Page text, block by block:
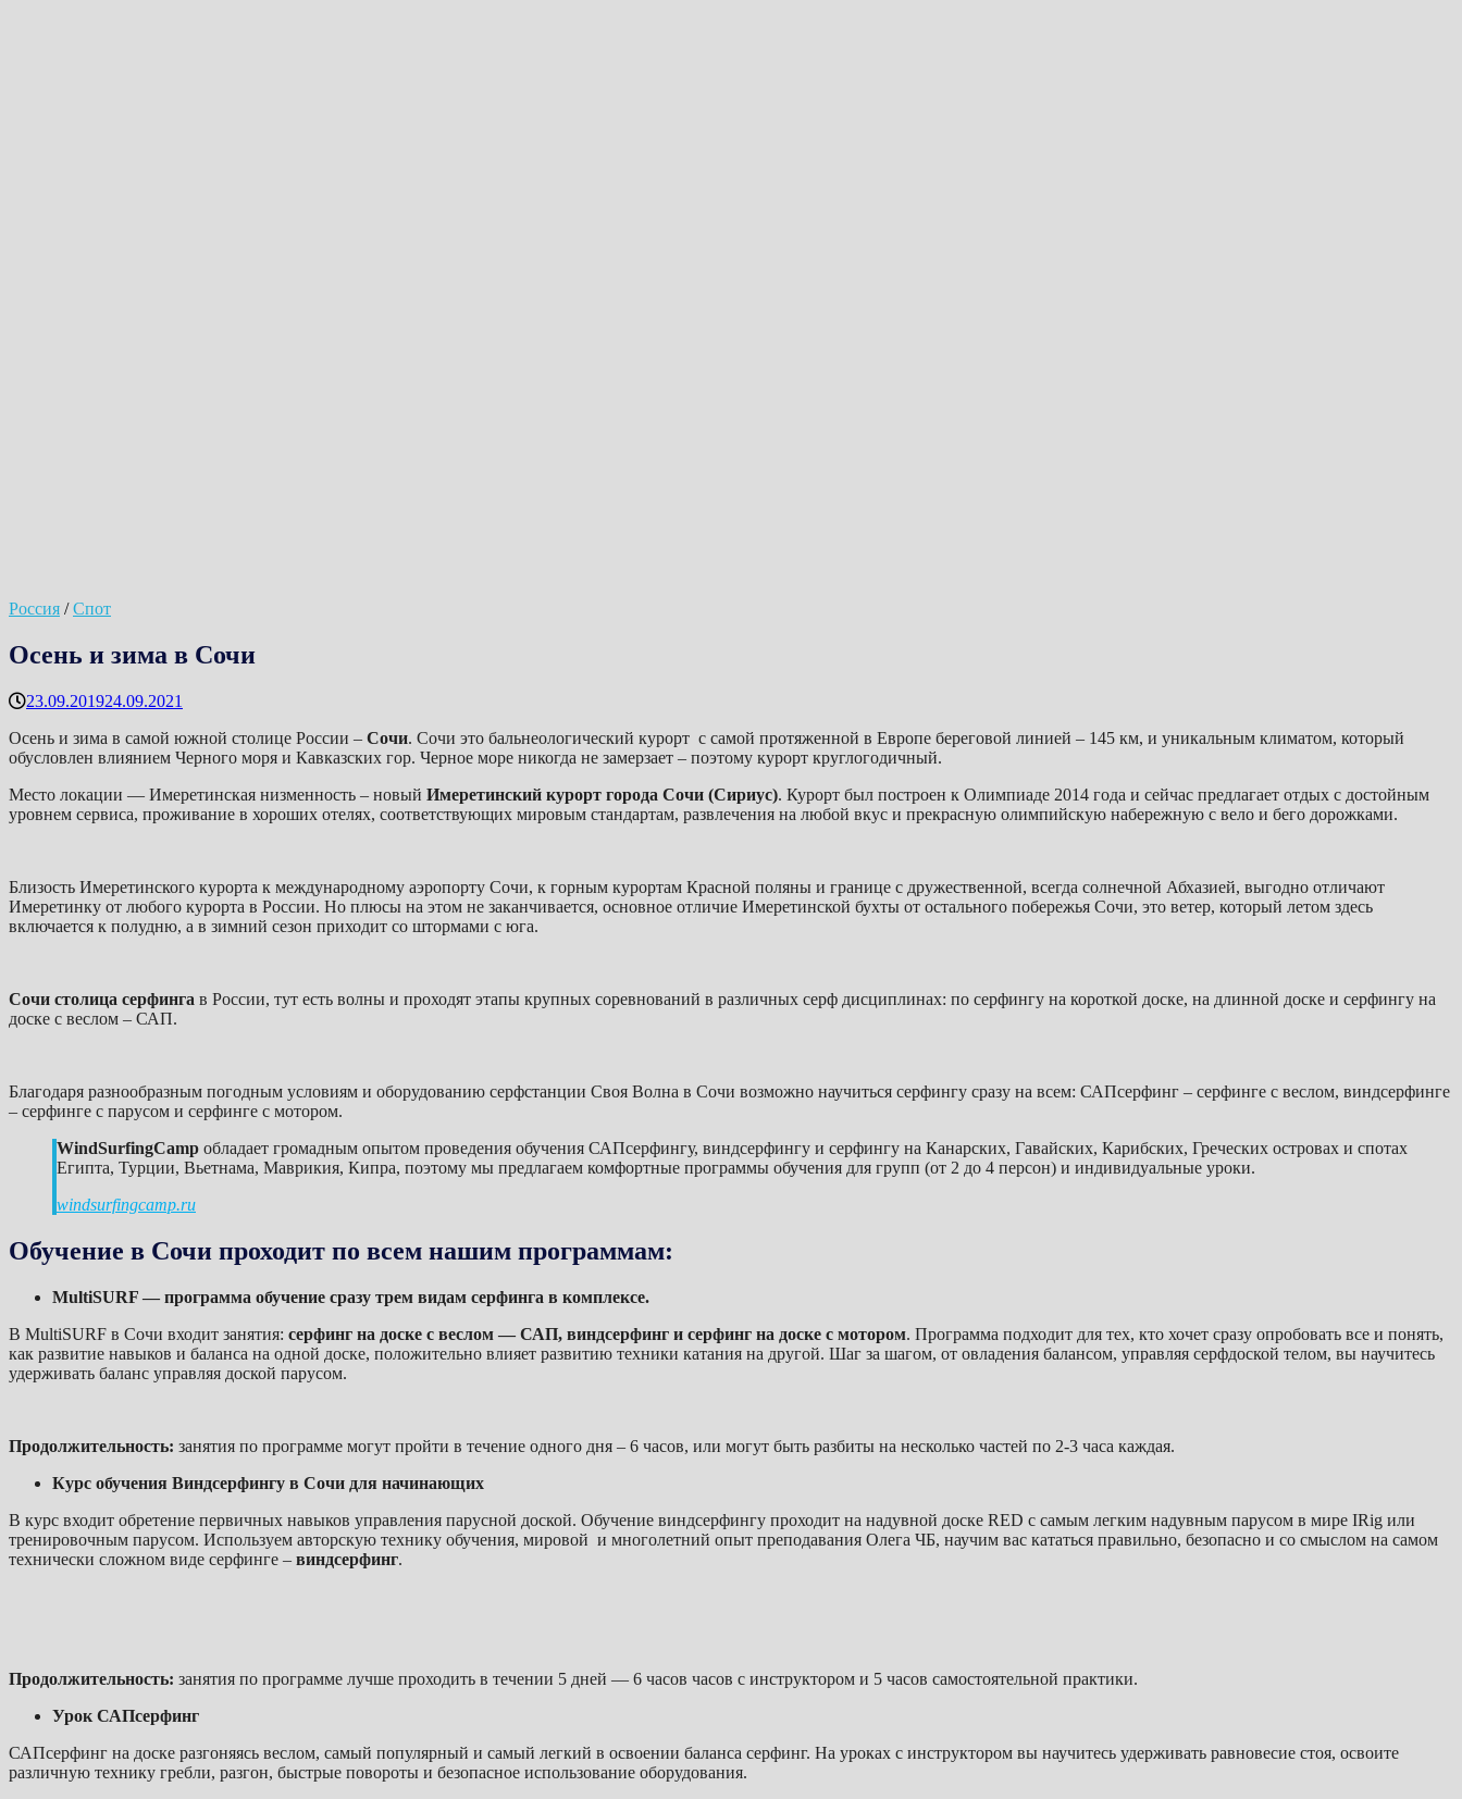
Россия /Спот
Осень и зима в Сочи
23.09.201924.09.2021
Осень и зима в самой южной столице России – Сочи. Сочи это бальнеологический курорт с самой протяженной в Европе береговой линией – 145 км, и уникальным климатом, который
обусловлен влиянием Черного моря и Кавказских гор. Черное море никогда не замерзает – поэтому курорт круглогодичный.
Место локации — Имеретинская низменность – новый Имеретинский курорт города Сочи (Сириус). Курорт был построен к Олимпиаде 2014 года и сейчас предлагает отдых с достойным
уровнем сервиса, проживание в хороших отелях, соответствующих мировым стандартам, развлечения на любой вкус и прекрасную олимпийскую набережную с вело и бего дорожками.
Близость Имеретинского курорта к международному аэропорту Сочи, к горным курортам Красной поляны и границе с дружественной, всегда солнечной Абхазией, выгодно отличают
Имеретинку от любого курорта в России. Но плюсы на этом не заканчивается, основное отличие Имеретинской бухты от остального побережья Сочи, это ветер, который летом здесь
включается к полудню, а в зимний сезон приходит со штормами с юга.
Сочи столица серфинга в России, тут есть волны и проходят этапы крупных соревнований в различных серф дисциплинах: по серфингу на короткой доске, на длинной доске и серфингу на
доске с веслом – САП.
Благодаря разнообразным погодным условиям и оборудованию серфстанции Своя Волна в Сочи возможно научиться серфингу сразу на всем: САПсерфинг – серфинге с веслом, виндсерфинге
– серфинге с парусом и серфинге с мотором.
WindSurfingCamp обладает громадным опытом проведения обучения САПсерфингу, виндсерфингу и серфингу на Канарских, Гавайских, Карибских, Греческих островах и спотах
Египта, Турции, Вьетнама, Маврикия, Кипра, поэтому мы предлагаем комфортные программы обучения для групп (от 2 до 4 персон) и индивидуальные уроки.
windsurfingcamp.ru
Обучение в Сочи проходит по всем нашим программам:
MultiSURF — программа обучение сразу трем видам серфинга в комплексе.
В MultiSURF в Сочи входит занятия: серфинг на доске с веслом — САП, виндсерфинг и серфинг на доске с мотором. Программа подходит для тех, кто хочет сразу опробовать все и понять,
как развитие навыков и баланса на одной доске, положительно влияет развитию техники катания на другой. Шаг за шагом, от овладения балансом, управляя серфдоской телом, вы научитесь
удерживать баланс управляя доской парусом.
Продолжительность: занятия по программе могут пройти в течение одного дня – 6 часов, или могут быть разбиты на несколько частей по 2-3 часа каждая.
Курс обучения Виндсерфингу в Сочи для начинающих
В курс входит обретение первичных навыков управления парусной доской. Обучение виндсерфингу проходит на надувной доске RED с самым легким надувным парусом в мире IRig или
тренировочным парусом. Используем авторскую технику обучения, мировой и многолетний опыт преподавания Олега ЧБ, научим вас кататься правильно, безопасно и со смыслом на самом
технически сложном виде серфинге – виндсерфинг.
Продолжительность: занятия по программе лучше проходить в течении 5 дней — 6 часов часов с инструктором и 5 часов самостоятельной практики.
Урок САПсерфинг
САПсерфинг на доске разгоняясь веслом, самый популярный и самый легкий в освоении баланса серфинг. На уроках с инструктором вы научитесь удерживать равновесие стоя, освоите
различную технику гребли, разгон, быстрые повороты и безопасное использование оборудования.